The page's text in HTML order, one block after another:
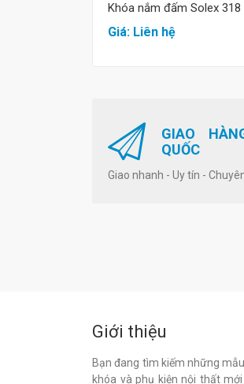
Khóa nắm đấm Solex
Giá: Liên hệ
GIAO
QUỐC
Giao nhanh - Uy tín -
Giới thiệu
Bạn đang tìm kiếm những
khóa và phụ kiện nội thất